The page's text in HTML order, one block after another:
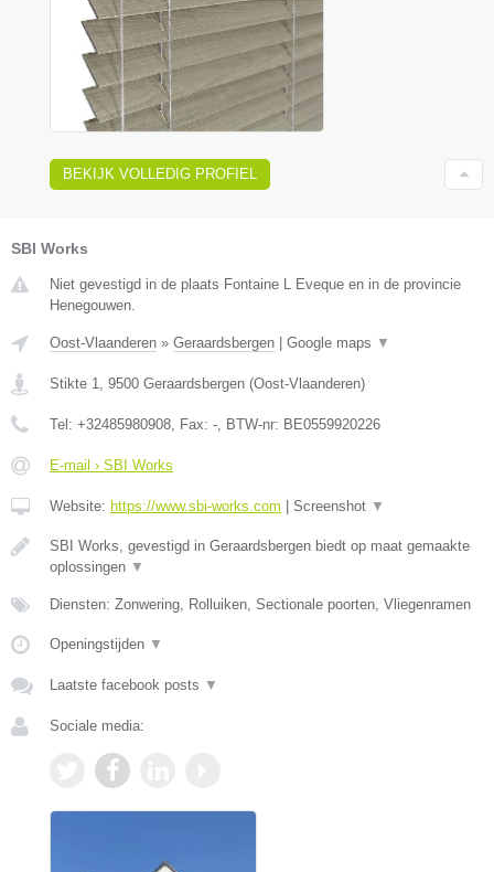
BEKIJK VOLLEDIG PROFIEL
SBI Works
Niet gevestigd in de plaats Fontaine L Eveque en in de provincie
Henegouwen.
Oost-Vlaanderen » Geraardsbergen | Google maps ▼
Stikte 1 9500 Geraardsbergen (Oost-Vlaanderen)
Tel: +32485980908 , Fax: - , BTW-nr: BE0559920226
E-mail › SBI Works
Website: https://www.sbi-works.com | Screenshot ▼
SBI Works, gevestigd in Geraardsbergen biedt op maat gemaakte
oplossingen ▼
Diensten: Zonwering, Rolluiken, Sectionale poorten, Vliegenramen
Openingstijden ▼
Laatste facebook posts ▼
Sociale media: